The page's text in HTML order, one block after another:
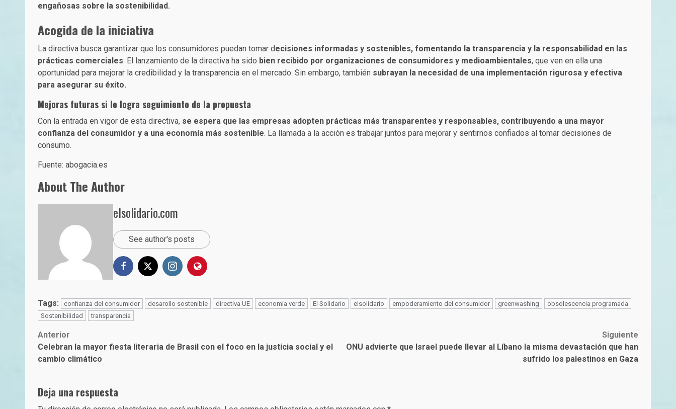
engañosas sobre la sostenibilidad.
Acogida de la iniciativa
La directiva busca garantizar que los consumidores puedan tomar decisiones informadas y sostenibles, fomentando la transparencia y la responsabilidad en las
prácticas comerciales. El lanzamiento de la directiva ha sido bien recibido por organizaciones de consumidores y medioambientales, que ven en ella una
oportunidad para mejorar la credibilidad y la transparencia en el mercado. Sin embargo, también subrayan la necesidad de una implementación rigurosa y efectiva
para asegurar su éxito.
Mejoras futuras si le logra seguimiento de la propuesta
Con la entrada en vigor de esta directiva, se espera que las empresas adopten prácticas más transparentes y responsables, contribuyendo a una mayor
confianza del consumidor y a una economía más sostenible. La llamada a la acción es trabajar juntos para mejorar y sentirnos confiados al tomar decisiones de
consumo.
Fuente: abogacia.es
About The Author
elsolidario.com
See author's posts
Tags: confianza del consumidor desarollo sostenible directiva UE economía verde El Solidario elsolidario empoderamiento del consumidor greenwashing
obsolescencia programada
Sostenibilidad
transparencia
Post
navigation
Anterior
Celebran la mayor fiesta literaria de Brasil con el foco en la justicia social y el
cambio climático
Siguiente
ONU advierte que Israel puede llevar al Líbano la misma devastación que han
sufrido los palestinos en Gaza
Deja una respuesta